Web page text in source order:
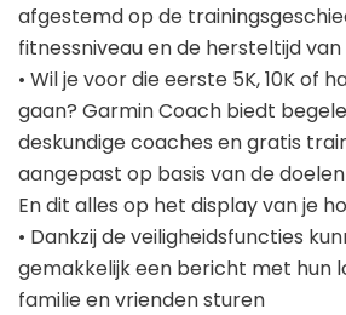
afgestemd op de
fitnessniveau en de hersteltijd
• Wil je voor die eerste 5K, 10K of
gaan? Garmin Coach biedt
deskundige coaches en gratis
aangepast op basis van de
En dit alles op het display van je
• Dankzij de veiligheidsfuncties
gemakkelijk een bericht met hun
familie en vrienden sturen